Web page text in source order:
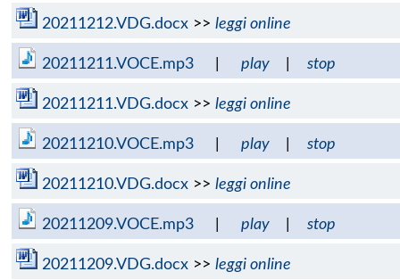
20211212.VDG.docx >> leggi online
20211211.VOCE.mp3 play stop
20211211.VDG.docx >> leggi online
20211210.VOCE.mp3 play stop
20211210.VDG.docx >> leggi online
20211209.VOCE.mp3 play stop
20211209.VDG.docx >> leggi online